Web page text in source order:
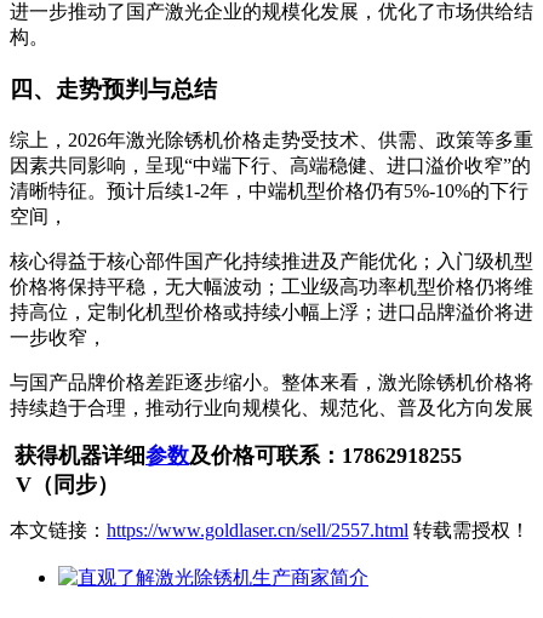
进一步推动了国产激光企业的规模化发展，优化了市场供给结
构。
四、走势预判与总结
综上，2026年激光除锈机价格走势受技术、供需、政策等多重
因素共同影响，呈现“中端下行、高端稳健、进口溢价收窄”的
清晰特征。预计后续1-2年，中端机型价格仍有5%-10%的下行
空间，
核心得益于核心部件国产化持续推进及产能优化；入门级机型
价格将保持平稳，无大幅波动；工业级高功率机型价格仍将维
持高位，定制化机型价格或持续小幅上浮；进口品牌溢价将进
一步收窄，
与国产品牌价格差距逐步缩小。整体来看，激光除锈机价格将
持续趋于合理，推动行业向规模化、规范化、普及化方向发展
获得机器详细参数及价格可联系：17862918255
V（同步）
本文链接： https://www.goldlaser.cn/sell/2557.html 转载需授权！